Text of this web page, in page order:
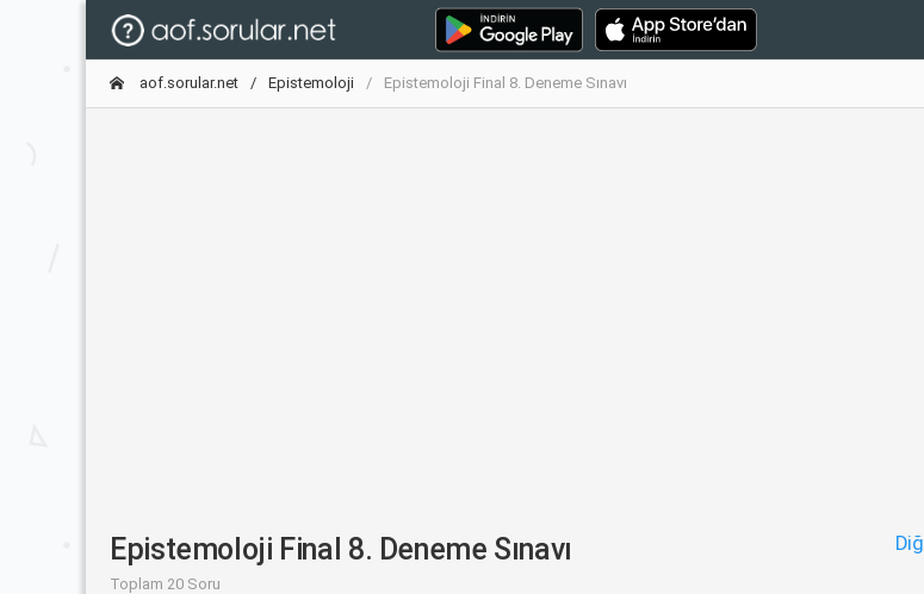
aof.sorular.net Epistemoloji Epistemoloji Final 8. Deneme Sınavı
Epistemoloji Final 8. Deneme Sınavı
Toplam 20 Soru